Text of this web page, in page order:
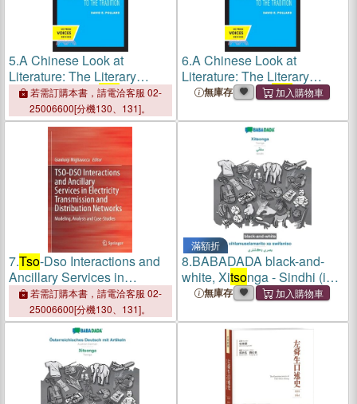
5.A Chinese Look at
Literature: The Literary
Values of ChouTso-Jen in
Relation to the Tradition
若需訂購本書，請電洽客服 02-
25006600[分機130、131]。
6.A Chinese Look at
Literature: The Literary
Values of ChouTso-Jen in
無庫存
7.Tso-Dso Interactions and
Ancillary Services in
Electricity Transmission and
Distribution Networks:
Modeling, Analysis and
Case-Studies
若需訂購本書，請電洽客服 02-
25006600[分機130、131]。
滿額折
8.BABADADA black-and-
white, Xitsonga - Sindhi (in
perso-arabic script),
swifaniso - visual dictionary
(in perso-arabic script):
無庫存